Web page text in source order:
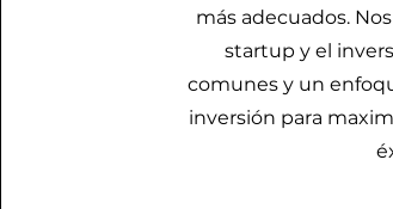
más adecuados.
startup y el
comunes y un
inversión para